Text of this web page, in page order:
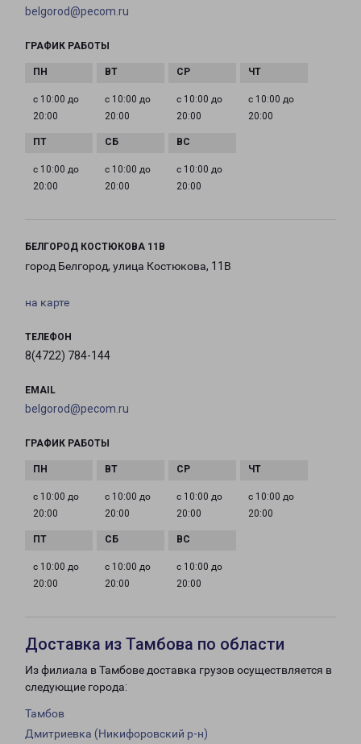
belgorod@pecom.ru
ГРАФИК РАБОТЫ
с 10:00 до
20:00
с 10:00 до
20:00
с 10:00 до
20:00
с 10:00 до
20:00
с 10:00 до
20:00
с 10:00 до
20:00
с 10:00 до
20:00
БЕЛГОРОД КОСТЮКОВА 11В
город Белгород, улица Костюкова, 11В
на карте
ТЕЛЕФОН
8(4722) 784-144
EMAIL
belgorod@pecom.ru
ГРАФИК РАБОТЫ
с 10:00 до
20:00
с 10:00 до
20:00
с 10:00 до
20:00
с 10:00 до
20:00
с 10:00 до
20:00
с 10:00 до
20:00
с 10:00 до
20:00
Доставка из Тамбова по области
Из филиала в Тамбове доставка грузов осуществляется в
следующие города:
Тамбов
Дмитриевка (Никифоровский р-н)